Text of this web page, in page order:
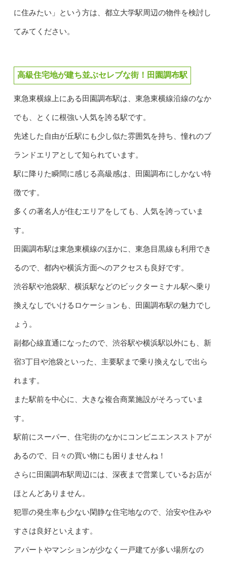
に住みたい」という方は、都立大学駅周辺の物件を検討し
てみてください。
高級住宅地が建ち並ぶセレブな街！田園調布駅
東急東横線上にある田園調布駅は、東急東横線沿線のなか
でも、とくに根強い人気を誇る駅です。
先述した自由が丘駅にも少し似た雰囲気を持ち、憧れのブ
ランドエリアとして知られています。
駅に降りた瞬間に感じる高級感は、田園調布にしかない特
徴です。
多くの著名人が住むエリアをしても、人気を誇っていま
す。
田園調布駅は東急東横線のほかに、東急目黒線も利用でき
るので、都内や横浜方面へのアクセスも良好です。
渋谷駅や池袋駅、横浜駅などのビックターミナル駅へ乗り
換えなしでいけるロケーションも、田園調布駅の魅力でし
ょう。
副都心線直通になったので、渋谷駅や横浜駅以外にも、新
宿3丁目や池袋といった、主要駅まで乗り換えなしで出ら
れます。
また駅前を中心に、大きな複合商業施設がそろっていま
す。
駅前にスーパー、住宅街のなかにコンビニエンスストアが
あるので、日々の買い物にも困りませんね！
さらに田園調布駅周辺には、深夜まで営業しているお店が
ほとんどありません。
犯罪の発生率も少ない閑静な住宅地なので、治安や住みや
すさは良好といえます。
アパートやマンションが少なく一戸建てが多い場所なの